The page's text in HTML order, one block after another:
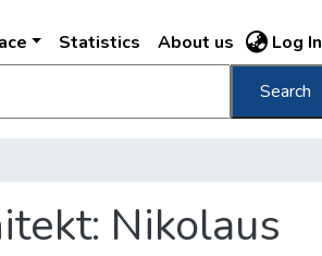
Statistics About us Log In
Search
Nikolaus